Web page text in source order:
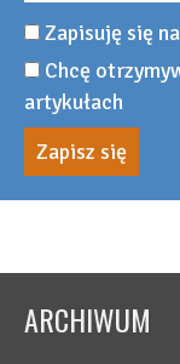
Zapisuję się
Chcę
artykułach
ARCHIWUM